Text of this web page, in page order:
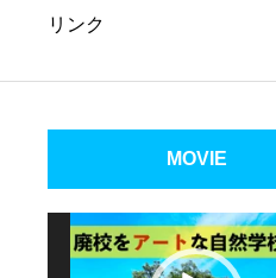
リンク
MOVIE